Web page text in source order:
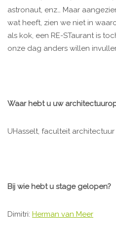
astronaut, enz… Maar
wat heeft, zien we niet in
als kok, een RE-STaurant is
onze dag anders willen
Waar hebt u uw
UHasselt, faculteit architectuur
Bij wie hebt u stage gelopen?
Dimitri: Herman van Meer